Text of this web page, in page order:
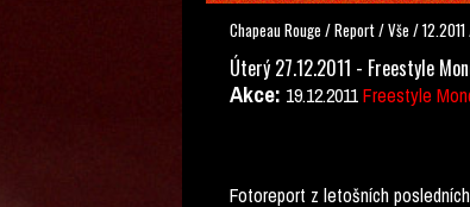
Chapeau Rouge /Report/Vše /12.2011
Úterý 27.12.2011 - Freestyle
Akce: 19.12.2011Freestyle
Fotoreport z letošních